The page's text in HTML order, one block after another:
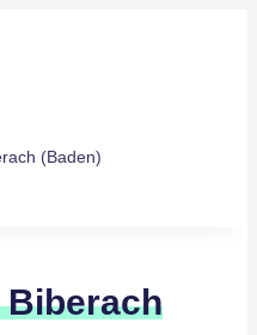
(Baden)